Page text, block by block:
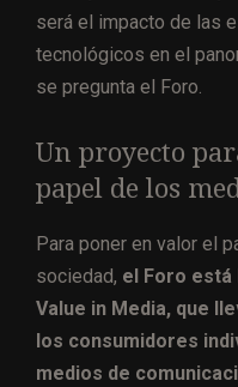
será el impacto de las
tecnológicos en el
se pregunta el Foro.
Un proyecto
papel de los
Para poner en valor el
sociedad, el Foro está
Value in Media, que
los consumidores
medios de